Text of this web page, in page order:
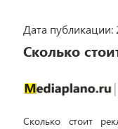
Дата публикации:
Сколько
Сколько стоит